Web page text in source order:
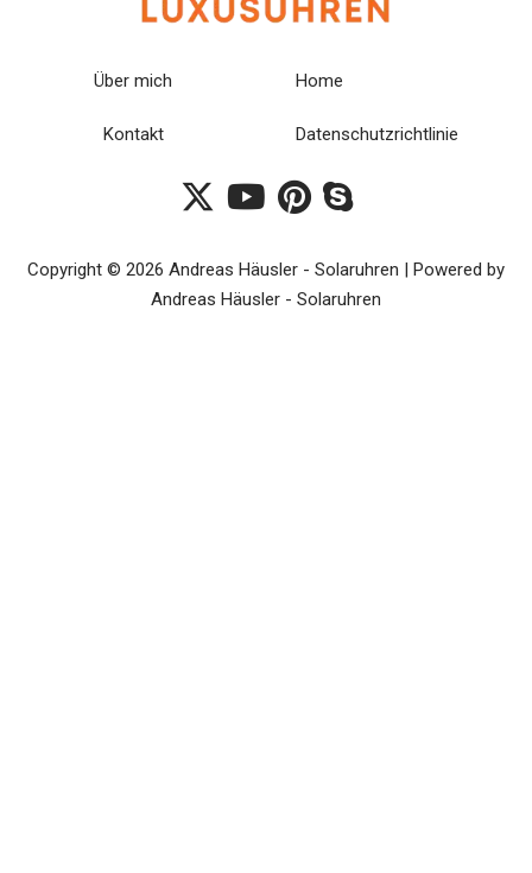
Über mich
Kontakt
Home
Datenschutzrichtlinie
Copyright © 2026 Andreas Häusler - Solaruhren | Powered by
Andreas Häusler - Solaruhren